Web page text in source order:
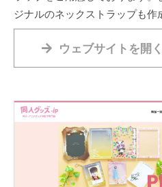
ジナルのネックストラップも作
ウェブサイトを開く